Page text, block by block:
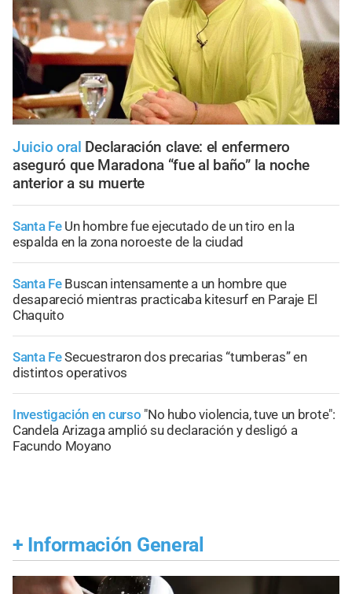
Juicio oral Declaración clave: el enfermero
aseguró que Maradona “fue al baño” la noche
anterior a su muerte
Santa Fe Un hombre fue ejecutado de un tiro en la
espalda en la zona noroeste de la ciudad
Santa Fe Buscan intensamente a un hombre que
desapareció mientras practicaba kitesurf en Paraje El
Chaquito
Santa FeSecuestraron dos precarias “tumberas” en
distintos operativos
Investigación en curso "No hubo violencia, tuve un brote":
Candela Arizaga amplió su declaración y desligó a
Facundo Moyano
+ Información General